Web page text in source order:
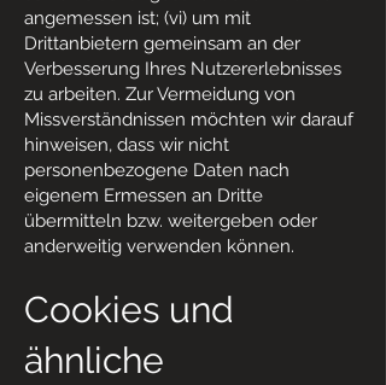
angemessen ist; (vi) um mit
Drittanbietern gemeinsam an der
Verbesserung Ihres Nutzererlebnisses
zu arbeiten. Zur Vermeidung von
Missverständnissen möchten wir darauf
hinweisen, dass wir nicht
personenbezogene Daten nach
eigenem Ermessen an Dritte
übermitteln bzw. weitergeben oder
anderweitig verwenden können.
Cookies und
ähnliche